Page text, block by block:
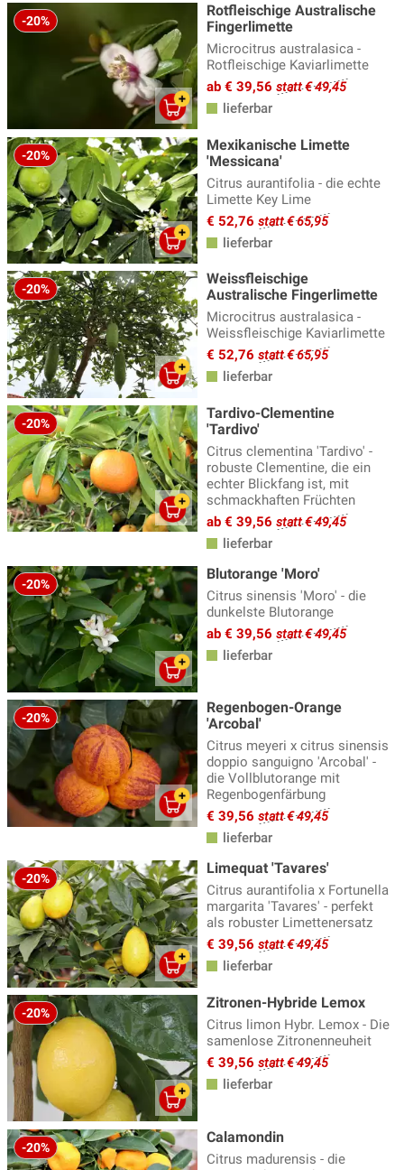
-20%
Rotfleischige Australische
Fingerlimette
Microcitrus australasica -
Rotfleischige Kaviarlimette
ab € 39,56 statt € 49,45
lieferbar
-20%
Mexikanische Limette
'Messicana'
Citrus aurantifolia - die echte
Limette Key Lime
€ 52,76 statt € 65,95
lieferbar
-20%
Weissfleischige
Australische Fingerlimette
Microcitrus australasica -
Weissfleischige Kaviarlimette
€ 52,76 statt € 65,95
lieferbar
-20%
Tardivo-Clementine
'Tardivo'
Citrus clementina 'Tardivo' -
robuste Clementine, die ein
echter Blickfang ist, mit
schmackhaften Früchten
ab € 39,56 statt € 49,45
lieferbar
-20%
Blutorange 'Moro'
Citrus sinensis 'Moro' - die
dunkelste Blutorange
ab € 39,56 statt € 49,45
lieferbar
-20%
Regenbogen-Orange
'Arcobal'
Citrus meyeri x citrus sinensis
doppio sanguigno 'Arcobal' -
die Vollblutorange mit
Regenbogenfärbung
€ 39,56 statt € 49,45
lieferbar
-20%
Limequat 'Tavares'
Citrus aurantifolia x Fortunella
margarita 'Tavares' - perfekt
als robuster Limettenersatz
€ 39,56 statt € 49,45
lieferbar
-20%
Zitronen-Hybride Lemox
Citrus limon Hybr. Lemox - Die
samenlose Zitronenneuheit
€ 39,56 statt € 49,45
lieferbar
-20%
Calamondin
Citrus madurensis - die